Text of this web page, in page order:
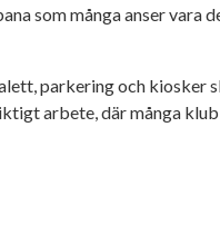
många anser vara
parkering och
arbete, där många